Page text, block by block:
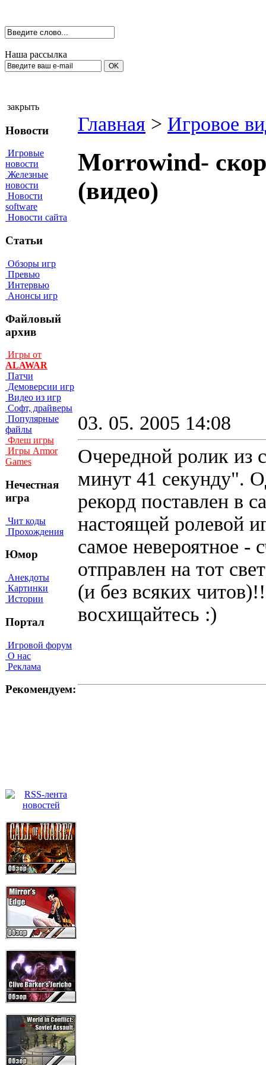
Наша рассылка
закрыть
Новости
Игровые
новости
Железные
новости
Новости
software
Новости сайта
Статьи
Обзоры игр
Превью
Интервью
Анонсы игр
Файловый
архив
Игры от
ALAWAR
Патчи
Демоверсии игр
Видео из игр
Софт, драйверы
Популярные
файлы
Флеш игры
Игры Armor
Games
Нечестная
игра
Чит коды
Прохождения
Юмор
Анекдоты
Картинки
Истории
Портал
Игровой форум
О нас
Реклама
Рекомендуем:
Главная > Игровое
Morrowind-
(видео)
03. 05. 2005 14:08
Очередной ролик из
минут 41 секунду".
рекорд поставлен в
настоящей ролевой
самое невероятное -
отправлен на тот
(и без всяких
восхищайтесь :)